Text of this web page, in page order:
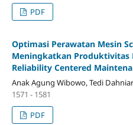
PDF
Optimasi Perawatan Mesin
Meningkatkan Produktivitas
Reliability Centered
Anak Agung Wibowo, Tedi Dahniar
1571 - 1581
PDF